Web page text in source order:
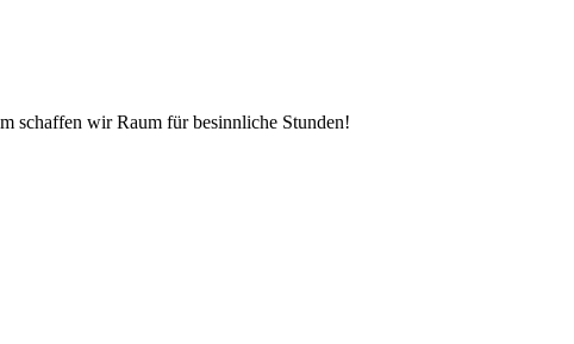
schaffen wir Raum für besinnliche Stunden!